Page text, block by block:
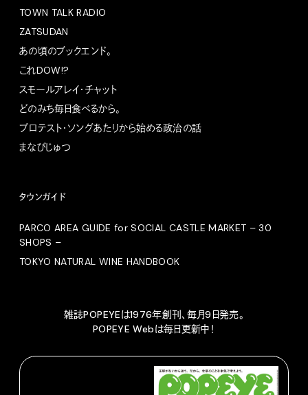
TOWN TALK RADIO
ZATSUDAN
あの頃のブックエンド。
これDOW!?
スモールアレイ・チャット
どのみち毎日食べるから。
プロテスト・ソングあたりから始める政治の話
まなびじゅつ
タウンガイド
PARCO AREA GUIDE for SOCIAL CASTLE MARKET – 30
SHOPS –
TOKYO NATURAL WINE HANDBOOK
雑誌POPEYEは1976年創刊、毎月9日発売。
POPEYE Webは毎日更新中！